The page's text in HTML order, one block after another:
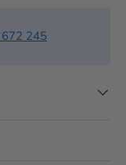
245